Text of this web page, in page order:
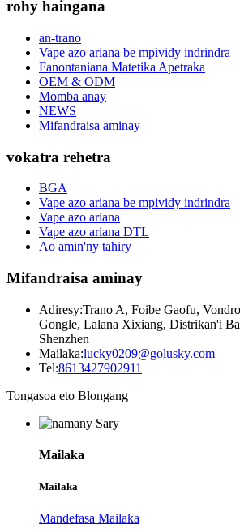
rohy haingana
an-trano
Vape azo ariana be mpividy indrindra
Fanontaniana Matetika Apetraka
OEM & ODM
Momba anay
NEWS
Mifandraisa aminay
vokatra rehetra
BGA
Vape azo ariana be mpividy indrindra
Vape azo ariana
Vape azo ariana DTL
Ao amin'ny tahiry
Mifandraisa aminay
Adiresy:Trano A, Foibe Gaofu,
Gongle, Lalana Xixiang, Distrikan'i
Shenzhen
Mailaka:lucky0209@golusky.com
Tel:8613427902911
Tongasoa eto Blongang
Mailaka
Mailaka
Mandefasa Mailaka